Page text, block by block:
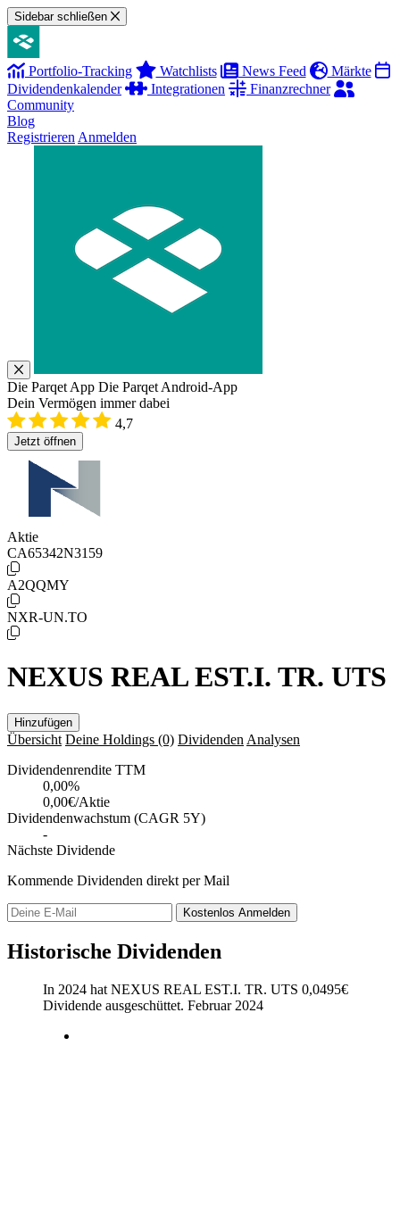
Sidebar schließen
Portfolio-Tracking Watchlists News Feed
Märkte
Dividendenkalender
Integrationen
Finanzrechner
Community
Blog
Registrieren Anmelden
Die Parqet App Die Parqet Android-App
Dein Vermögen immer dabei
4,7
Jetzt öffnen
Aktie
CA65342N3159
A2QQMY
NXR-UN.TO
NEXUS REAL EST.I. TR. UTS
Hinzufügen
Übersicht Deine Holdings (0) Dividenden Analysen
Dividendenrendite TTM
0,00%
0,00€/Aktie
Dividendenwachstum (CAGR 5Y)
-
Nächste Dividende
Kommende Dividenden direkt per Mail
Kostenlos Anmelden
Historische Dividenden
In 2024 hat NEXUS REAL EST.I. TR. UTS 0,0495€
Dividende ausgeschüttet. Februar 2024